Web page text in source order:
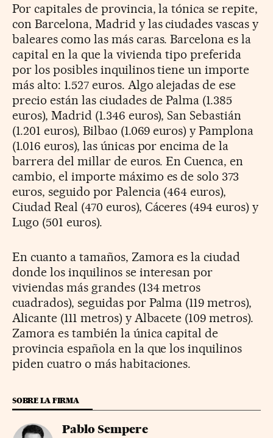
Por capitales de provincia, la tónica se repite,
con Barcelona, Madrid y las ciudades vascas y
baleares como las más caras. Barcelona es la
capital en la que la vivienda tipo preferida
por los posibles inquilinos tiene un importe
más alto: 1.527 euros. Algo alejadas de ese
precio están las ciudades de Palma (1.385
euros), Madrid (1.346 euros), San Sebastián
(1.201 euros), Bilbao (1.069 euros) y Pamplona
(1.016 euros), las únicas por encima de la
barrera del millar de euros. En Cuenca, en
cambio, el importe máximo es de solo 373
euros, seguido por Palencia (464 euros),
Ciudad Real (470 euros), Cáceres (494 euros) y
Lugo (501 euros).
En cuanto a tamaños, Zamora es la ciudad
donde los inquilinos se interesan por
viviendas más grandes (134 metros
cuadrados), seguidas por Palma (119 metros),
Alicante (111 metros) y Albacete (109 metros).
Zamora es también la única capital de
provincia española en la que los inquilinos
piden cuatro o más habitaciones.
SOBRE LA FIRMA
Pablo Sempere